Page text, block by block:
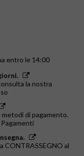
entro le 14:00
la nostra
di pagamento.
CONTRASSEGNO al